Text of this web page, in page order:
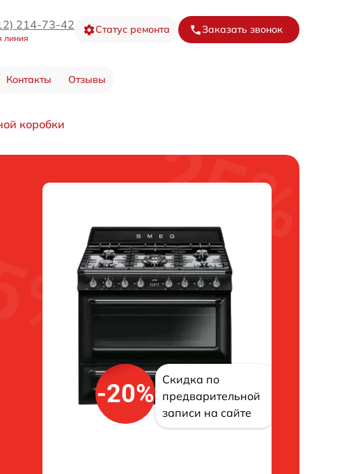
214-73-42
линия
Статус ремонта Заказать звонок
Контакты Отзывы
коробки
-20%
Скидка по
предварительной
записи на сайте